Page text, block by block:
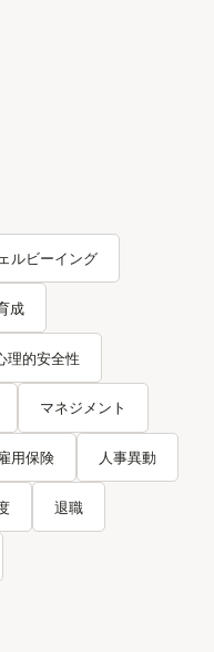
ルビーイング
成
理的安全性
マネジメント
用保険 人事異動
退職